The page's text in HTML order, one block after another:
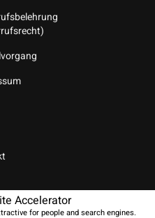
Accelerator
for people and search engines.